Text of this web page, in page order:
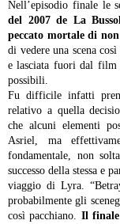
Nell’episodio finale le
del 2007 de La
peccato mortale di
di vedere una scena
e lasciata fuori dal film
possibili.
Fu difficile infatti
relativo a quella
che alcuni elementi
Asriel, ma
fondamentale, non
successo della stessa e
viaggio di Lyra.
probabilmente gli
così pacchiano. Il finale